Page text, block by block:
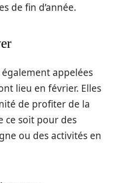
de fin d’année.
également appelées
lieu en février. Elles
de profiter de la
ce soit pour des
ou des activités en